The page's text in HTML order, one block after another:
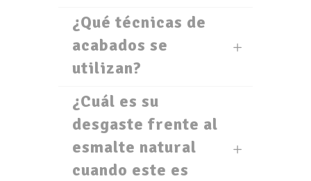
¿Qué técnicas de
acabados se
utilizan?
¿Cuál es su
desgaste frente al
esmalte natural
cuando este es